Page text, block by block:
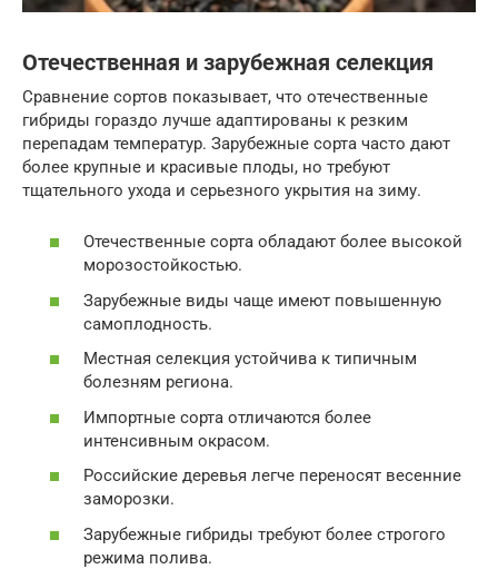
Отечественная и зарубежная селекция
Сравнение сортов показывает, что отечественные
гибриды гораздо лучше адаптированы к резким
перепадам температур. Зарубежные сорта часто дают
более крупные и красивые плоды, но требуют
тщательного ухода и серьезного укрытия на зиму.
Отечественные сорта обладают более высокой
морозостойкостью.
Зарубежные виды чаще имеют повышенную
самоплодность.
Местная селекция устойчива к типичным
болезням региона.
Импортные сорта отличаются более
интенсивным окрасом.
Российские деревья легче переносят весенние
заморозки.
Зарубежные гибриды требуют более строгого
режима полива.